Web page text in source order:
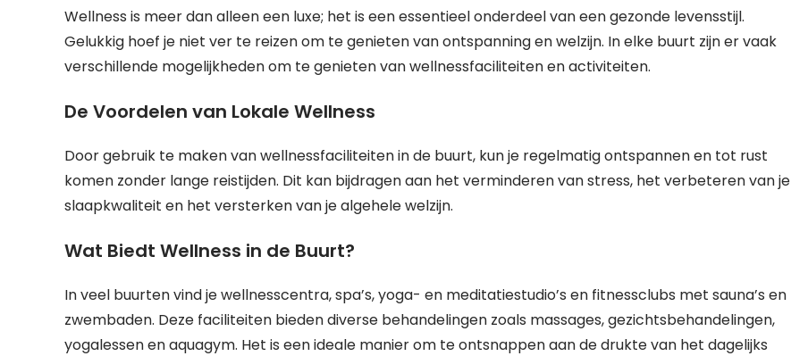
Wellness is meer dan alleen een luxe; het is een essentieel onderdeel van een gezonde levensstijl.
Gelukkig hoef je niet ver te reizen om te genieten van ontspanning en welzijn. In elke buurt zijn er vaak
verschillende mogelijkheden om te genieten van wellnessfaciliteiten en activiteiten.
De Voordelen van Lokale Wellness
Door gebruik te maken van wellnessfaciliteiten in de buurt, kun je regelmatig ontspannen en tot rust
komen zonder lange reistijden. Dit kan bijdragen aan het verminderen van stress, het verbeteren van je
slaapkwaliteit en het versterken van je algehele welzijn.
Wat Biedt Wellness in de Buurt?
In veel buurten vind je wellnesscentra, spa’s, yoga- en meditatiestudio’s en fitnessclubs met sauna’s en
zwembaden. Deze faciliteiten bieden diverse behandelingen zoals massages, gezichtsbehandelingen,
yogalessen en aquagym. Het is een ideale manier om te ontsnappen aan de drukte van het dagelijks